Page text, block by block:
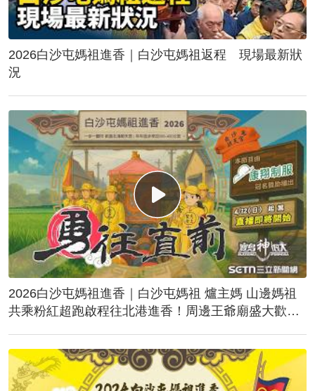
2026白沙屯媽祖進香｜白沙屯媽祖返程 現場最新狀
況
2026白沙屯媽祖進香｜白沙屯媽祖 爐主媽 山邊媽祖
共乘粉紅超跑啟程往北港進香！周邊王爺廟盛大歡